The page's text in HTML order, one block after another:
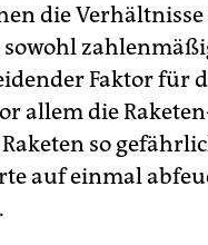
die
sowohl
Faktor für
allem die
so
auf einmal